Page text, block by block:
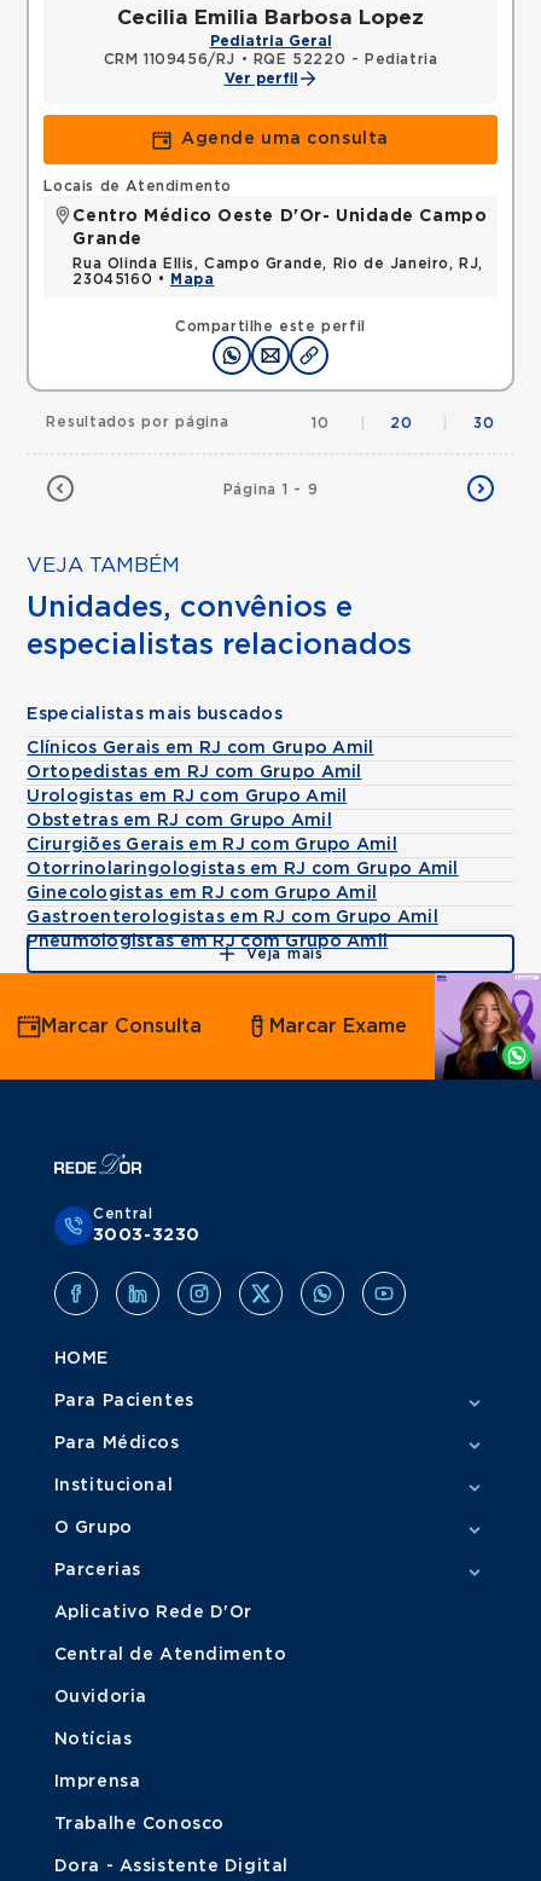
Cecilia Emilia Barbosa Lopez
Pediatria Geral
CRM 1109456/RJ •
RQE 52220 - Pediatria
Ver perfil
Agende uma consulta
Compartilhe este perfil
Locais de Atendimento
Centro Médico Oeste D'Or- Unidade Campo
Grande
Rua Olinda Ellis, Campo Grande, Rio de Janeiro, RJ,
23045160 •
Mapa
Página 1 - 9
Resultados por página 10 20 30
VEJA TAMBÉM
Unidades, convênios e
especialistas relacionados
Especialistas mais buscados
Clínicos Gerais em RJ com Grupo Amil
Ortopedistas em RJ com Grupo Amil
Urologistas em RJ com Grupo Amil
Obstetras em RJ com Grupo Amil
Cirurgiões Gerais em RJ com Grupo Amil
Otorrinolaringologistas em RJ com Grupo Amil
Ginecologistas em RJ com Grupo Amil
Gastroenterologistas em RJ com Grupo Amil
Pneumologistas em RJ com Grupo Amil
Veja mais
Agende
por
Whatsapp
Marcar Consulta Marcar Exame
Central
3003-3230
HOME
Para Pacientes
Para Médicos
Institucional
O Grupo
Parcerias
Aplicativo Rede D'Or
Central de Atendimento
Ouvidoria
Notícias
Imprensa
Trabalhe Conosco
Dora - Assistente Digital